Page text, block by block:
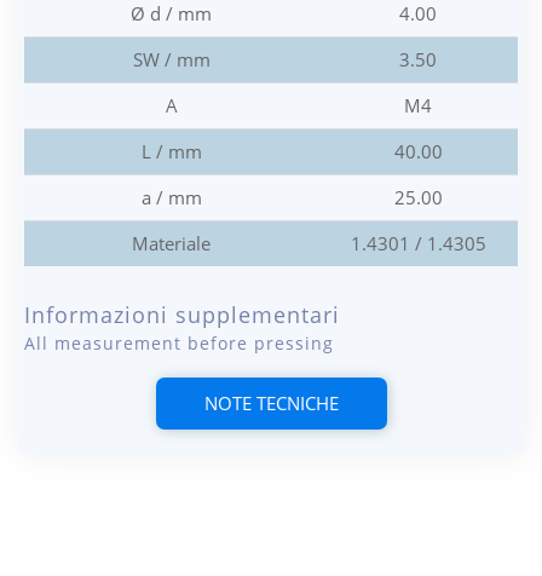
Ø d / mm
4.00
SW / mm
3.50
A
M4
L / mm
40.00
a / mm
25.00
Materiale
1.4301 / 1.4305
Informazioni supplementari
All measurement before pressing
NOTE TECNICHE